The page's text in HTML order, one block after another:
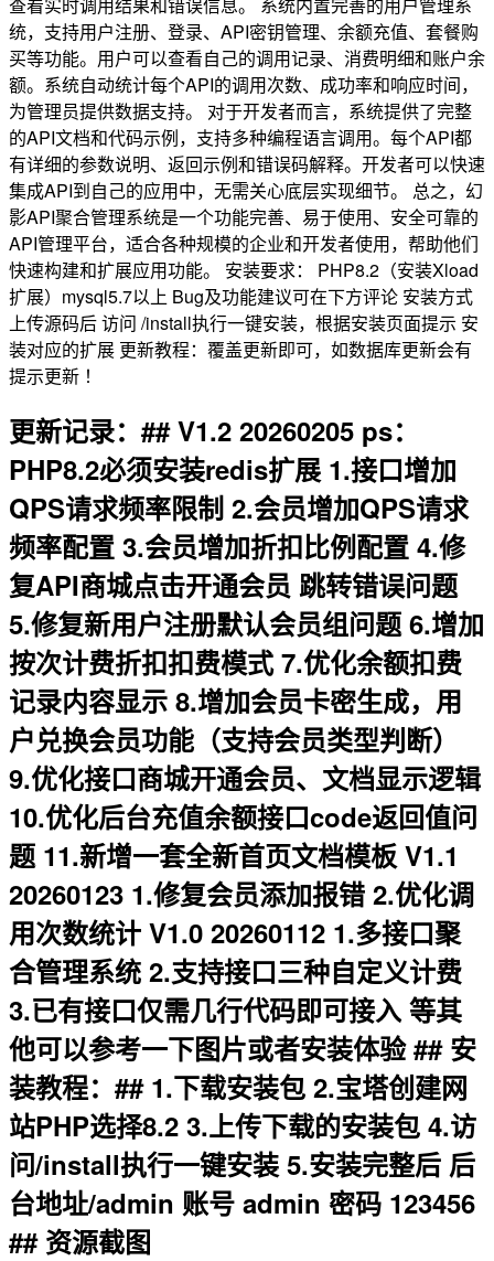
统，支持用户注册、登录、API密钥管理、余额充值、套餐购
买等功能。用户可以查看自己的调用记录、消费明细和账户余
额。系统自动统计每个API的调用次数、成功率和响应时间，
为管理员提供数据支持。 对于开发者而言，系统提供了完整
的API文档和代码示例，支持多种编程语言调用。每个API都
有详细的参数说明、返回示例和错误码解释。开发者可以快速
集成API到自己的应用中，无需关心底层实现细节。 总之，幻
影API聚合管理系统是一个功能完善、易于使用、安全可靠的
API管理平台，适合各种规模的企业和开发者使用，帮助他们
快速构建和扩展应用功能。 安装要求： PHP8.2（安装Xload
扩展）mysql5.7以上 Bug及功能建议可在下方评论 安装方式
上传源码后 访问 /install执行一键安装，根据安装页面提示 安
装对应的扩展 更新教程：覆盖更新即可，如数据库更新会有
提示更新 ！
更新记录：## V1.2 20260205 ps：
PHP8.2必须安装redis扩展 1.接口增加
QPS请求频率限制 2.会员增加QPS请求
频率配置 3.会员增加折扣比例配置 4.修
复API商城点击开通会员 跳转错误问题
5.修复新用户注册默认会员组问题 6.增加
按次计费折扣扣费模式 7.优化余额扣费
记录内容显示 8.增加会员卡密生成，用
户兑换会员功能（支持会员类型判断）
9.优化接口商城开通会员、文档显示逻辑
10.优化后台充值余额接口code返回值问
题 11.新增一套全新首页文档模板 V1.1
20260123 1.修复会员添加报错 2.优化调
用次数统计 V1.0 20260112 1.多接口聚
合管理系统 2.支持接口三种自定义计费
3.已有接口仅需几行代码即可接入 等其
他可以参考一下图片或者安装体验 ## 安
装教程：## 1.下载安装包 2.宝塔创建网
站PHP选择8.2 3.上传下载的安装包 4.访
问/install执行一键安装 5.安装完整后 后
台地址/admin 账号 admin 密码 123456
## 资源截图